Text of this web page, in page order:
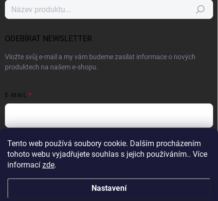
Tento web používá soubory cookie. Dalším procházením
tohoto webu vyjadřujete souhlas s jejich používáním.. Více
informací zde.
Nastavení
Hledat
ODEBÍRAT NEWSLETTER
Vložte svůj e-mail a my vám budeme zasílat informace o nových
produktech na našem e-shopu.
E-MAIL
Vložením e-mailu souhlasíte spodmínkami ochrany osobních údajů